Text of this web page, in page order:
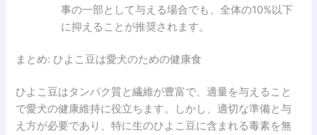
事の一部として与える場合でも、全体の10%以下
に抑えることが推奨されます。
まとめ: ひよこ豆は愛犬のための健康食
ひよこ豆はタンパク質と繊維が豊富で、適量を与えること
で愛犬の健康維持に役立ちます。しかし、適切な準備と与
え方が必要であり、特に生のひよこ豆に含まれる毒素を無